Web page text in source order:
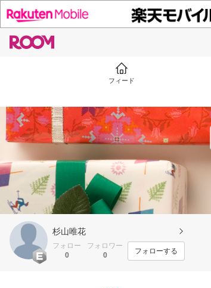
フィード
杉山唯花
フォロー
0
フォロワー
0
フォローする